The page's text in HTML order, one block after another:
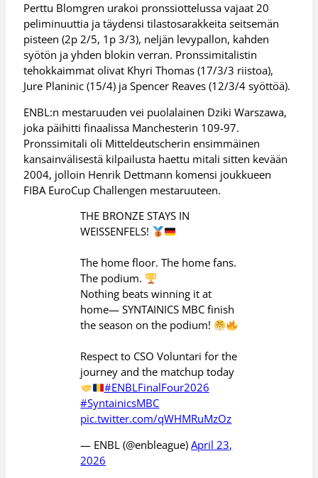
Perttu Blomgren urakoi pronssiottelussa vajaat 20
peliminuuttia ja täydensi tilastosarakkeita seitsemän
pisteen (2p 2/5, 1p 3/3), neljän levypallon, kahden
syötön ja yhden blokin verran. Pronssimitalistin
tehokkaimmat olivat Khyri Thomas (17/3/3 riistoa),
Jure Planinic (15/4) ja Spencer Reaves (12/3/4 syöttöä).
ENBL:n mestaruuden vei puolalainen Dziki Warszawa,
joka päihitti finaalissa Manchesterin 109-97.
Pronssimitali oli Mitteldeutscherin ensimmäinen
kansainvälisestä kilpailusta haettu mitali sitten kevään
2004, jolloin Henrik Dettmann komensi joukkueen
FIBA EuroCup Challengen mestaruuteen.
THE BRONZE STAYS IN
WEISSENFELS!
The home floor. The home fans.
The podium.
Nothing beats winning it at
home— SYNTAINICS MBC finish
the season on the podium!
Respect to CSO Voluntari for the
journey and the matchup today
#ENBLFinalFour2026
#SyntainicsMBC
pic.twitter.com/qWHMRuMzOz
— ENBL (@enbleague)April 23,
2026